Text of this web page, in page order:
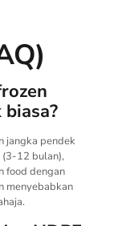
jangka pendek
12 bulan),
food dengan
menyebabkan